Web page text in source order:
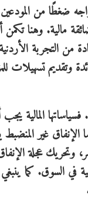
ضغطًا من
وهنا تكمن
التجربة
تسهيلات
المالية
الإنفاق غير
وتحريك عجلة
السوق. كما ينبغي